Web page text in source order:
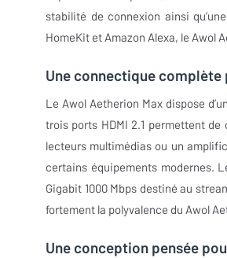
stabilité de connexion ainsi
HomeKit et Amazon Alexa, le Awol
Une connectique complète
Le Awol Aetherion Max dispose
trois ports HDMI 2.1 permettent
lecteurs multimédias ou un
certains équipements modernes.
Gigabit 1000 Mbps destiné au
fortement la polyvalence du Awol
Une conception pensée